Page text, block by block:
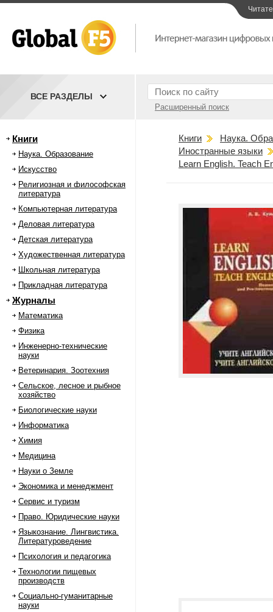
Расширенный поиск
ВСЕ РАЗДЕЛЫ
Книги
Наука. Образование
Искусство
Религиозная и философская
литература
Компьютерная литература
Деловая литература
Детская литература
Художественная литература
Школьная литература
Прикладная литература
Журналы
Математика
Физика
Инженерно-технические
науки
Ветеринария. Зоотехния
Сельское, лесное и рыбное
хозяйство
Биологические науки
Информатика
Химия
Медицина
Науки о Земле
Экономика и менеджмент
Сервис и туризм
Право. Юридические науки
Языкознание. Лингвистика.
Литературоведение
Психология и педагогика
Технологии пищевых
производств
Социально-гуманитарные
науки
Книги
Наука.
Иностранные языки
Learn English. Teach